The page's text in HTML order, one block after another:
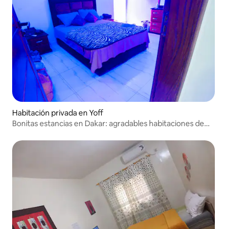
Habitación privada en Yoff
Bonitas estancias en Dakar: agradables habitaciones de